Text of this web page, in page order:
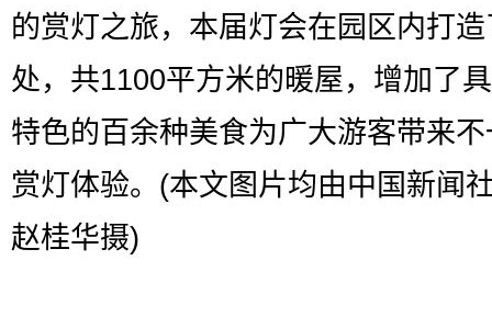
的赏灯之旅，本届灯会在园区内打
处，共1100平方米的暖屋，增加了
特色的百余种美食为广大游客带来
赏灯体验。(本文图片均由中国新闻
赵桂华摄)